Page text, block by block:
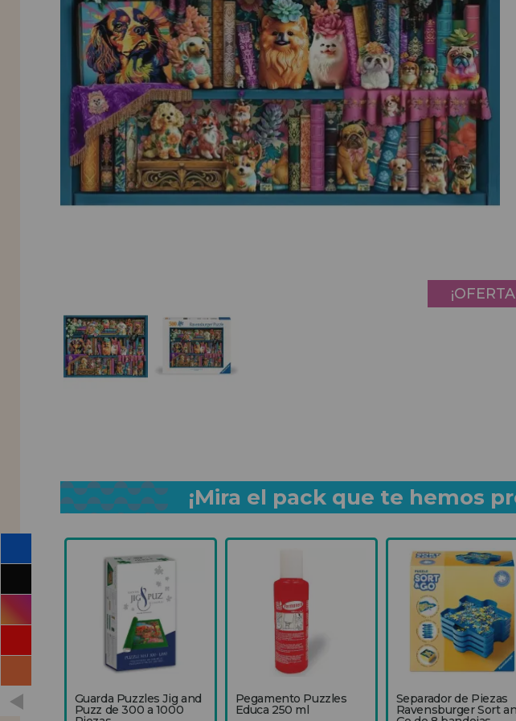
INFORMACIÓN
955 333 133
info@casadelpuzzle.com
¡Mira el pack que te hemos
Guarda Puzzles Jig and
Puzz de 300 a 1000
Pegamento Puzzles
Educa 250 ml
Separador de Piezas
Ravensburger Sort